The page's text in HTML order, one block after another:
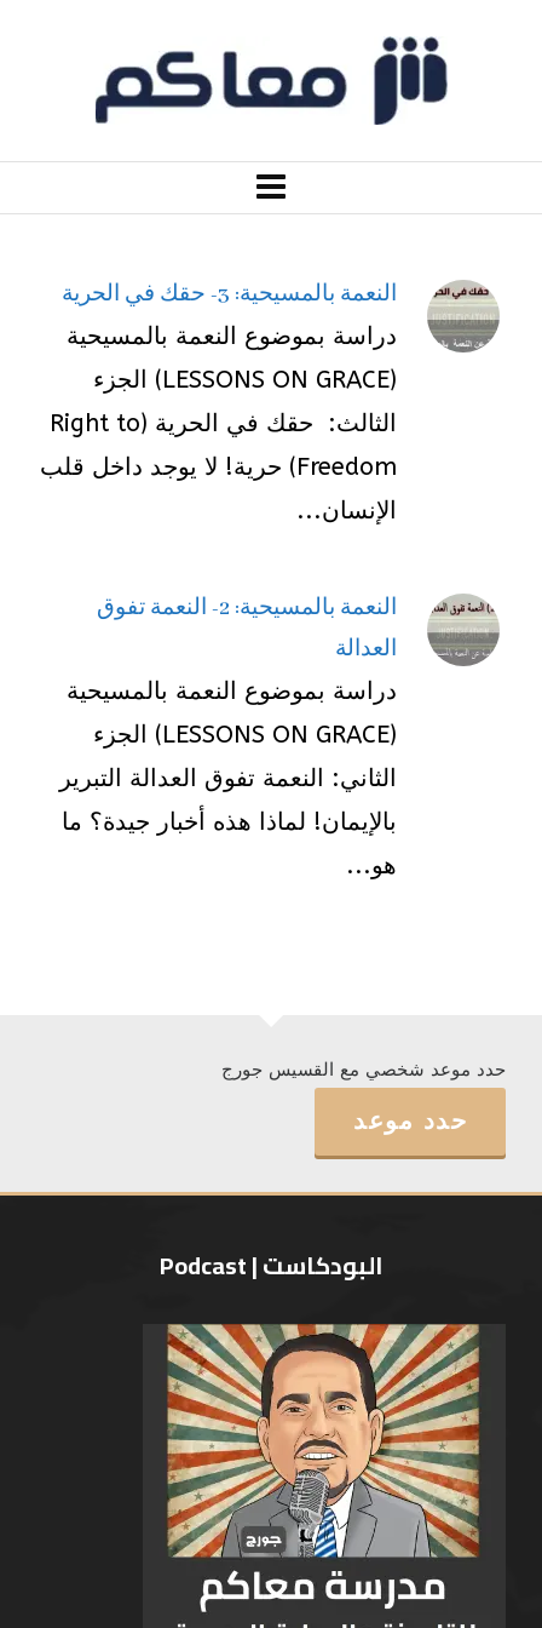
النعمة بالمسيحية: 3- حقك في الحرية
دراسة بموضوع النعمة بالمسيحية
(LESSONS ON GRACE) الجزء
الثالث: حقك في الحرية (Right to
Freedom) حرية! لا يوجد داخل قلب
الإنسان...
النعمة بالمسيحية: 2- النعمة تفوق
العدالة
دراسة بموضوع النعمة بالمسيحية
(LESSONS ON GRACE) الجزء
الثاني: النعمة تفوق العدالة التبرير
بالإيمان! لماذا هذه أخبار جيدة؟ ما
هو...
حدد موعد شخصي مع القسيس جورج
حدد موعد
البودكاست | Podcast